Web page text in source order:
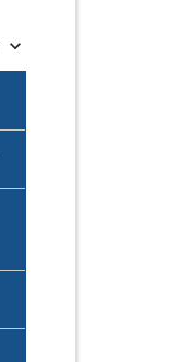
keyboard_arrow_down